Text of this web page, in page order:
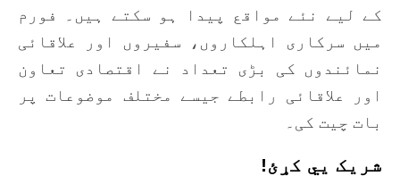
کے لیے نئے مواقع پیدا ہو سکتے ہیں۔ فورم
میں سرکاری اہلکاروں، سفیروں اور علاقائی
نمائندوں کی بڑی تعداد نے اقتصادی تعاون
اور علاقائی رابطے جیسے مختلف موضوعات پر
بات چیت کی۔
شریک یي کړئ!